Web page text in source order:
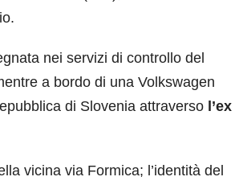
nei servizi di controllo del
a bordo di una Volkswagen
di Slovenia attraverso l’ex
vicina via Formica; l’identità del